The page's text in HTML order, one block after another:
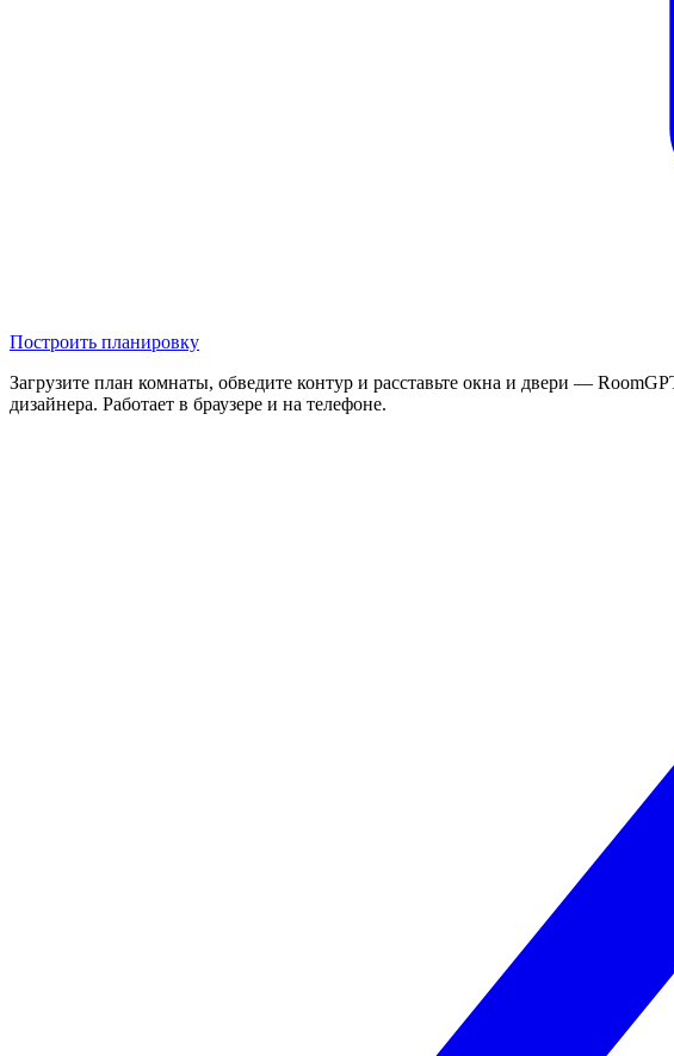
Построить планировку
Загрузите план комнаты, обведите контур и расставьте окна и двери —
дизайнера. Работает в браузере и на телефоне.